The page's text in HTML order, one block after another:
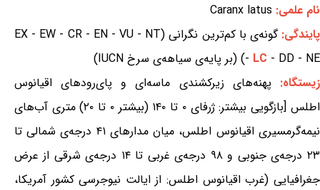
نام علمی: Caranx latus
پایندگی:
گونه‌ی با کم‌ترین نگرانی (EX - EW - CR - EN - VU - NT
- LC - DD - NE) (بر پایه‌ی سیاهه‌ی سرخ IUCN)
زیستگاه: پهنه‌های زیرکشندی ماسه‌ای و پای‌رودهای اقیانوس
اطلس [بازگویی بیشتر: ژرفای ۰ تا ۱۴۰ (بیشتر ۰ تا ۲۰) متری آب‌های
نیمه‌گرمسیری اقیانوس اطلس، میان مدارهای ۴۱ درجه‌ی شمالی تا
۲۳ درجه‌ی جنوبی و ۹۸ درجه‌ی غربی تا ۱۴ درجه‌ی شرقی از عرض
جغرافیایی (غرب اقیانوس اطلس: از ایالت نیوجرسی کشور آمریکا،